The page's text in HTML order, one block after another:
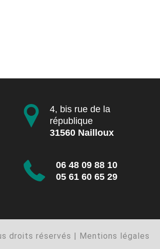
4, bis rue de la
république
31560 Nailloux
06 48 09 88 10
05 61 60 65 29
droits réservés | Mentions légales